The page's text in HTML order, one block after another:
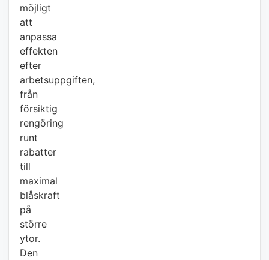
möjligt
att
anpassa
effekten
efter
arbetsuppgiften,
från
försiktig
rengöring
runt
rabatter
till
maximal
blåskraft
på
större
ytor.
Den